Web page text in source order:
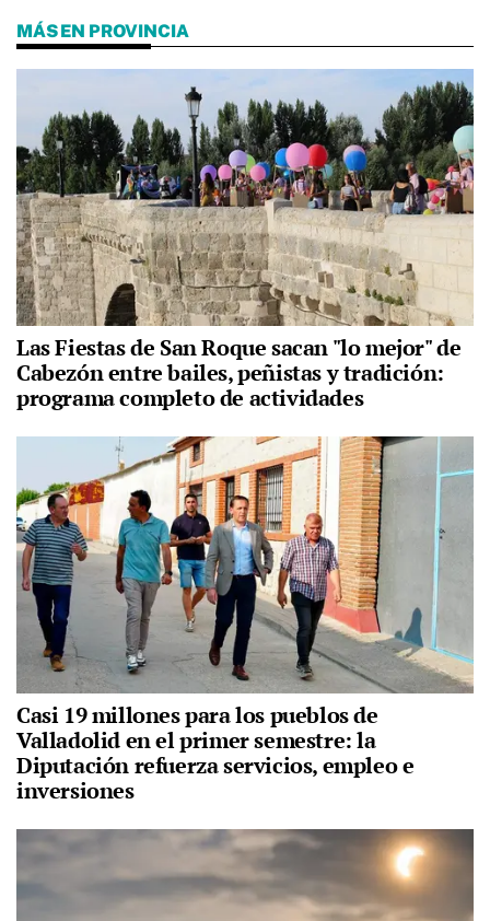
MÁS EN PROVINCIA
Las Fiestas de San Roque sacan "lo mejor" de
Cabezón entre bailes, peñistas y tradición:
programa completo de actividades
Casi 19 millones para los pueblos de
Valladolid en el primer semestre: la
Diputación refuerza servicios, empleo e
inversiones